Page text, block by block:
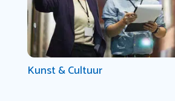
Kunst & Cultuur